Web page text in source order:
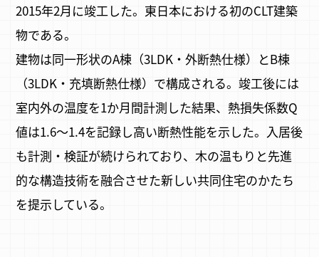
2015年2月に竣工した。東日本における初のCLT建築
物である。
建物は同一形状のA棟（3LDK・外断熱仕様）とB棟
（3LDK・充填断熱仕様）で構成される。竣工後には
室内外の温度を1か月間計測した結果、熱損失係数Q
値は1.6～1.4を記録し高い断熱性能を示した。入居後
も計測・検証が続けられており、木の温もりと先進
的な構造技術を融合させた新しい共同住宅のかたち
を提示している。